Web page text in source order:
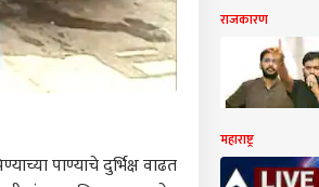
पाण्याचे दुर्भिक्ष वाढत
राजकारण
महाराष्ट्र